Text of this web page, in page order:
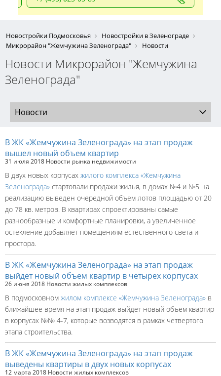
Новостройки Подмосковья
Новостройки в Зеленограде
Микрорайон "Жемчужина Зеленограда"
Новости
Новости Микрорайон "Жемчужина
Зеленограда"
Новости
В ЖК «Жемчужина Зеленограда» на этап продаж
вышел новый объем квартир
31 июля 2018 Новости рынка недвижимости
В двух новых корпусах жилого комплекса «Жемчужина
Зеленограда» стартовали продажи жилья, в домах №4 и №5 на
реализацию выведен очередной объем лотов площадью от 20
до 78 кв. метров. В квартирах спроектированы самые
разнообразные и комфортные планировки, а увеличенное
остекление добавляет помещениям естественного света и
простора.
В ЖК «Жемчужина Зеленограда» на этап продаж
выйдет новый объем квартир в четырех корпусах
26 июня 2018 Новости жилых комплексов
В подмосковном жилом комплексе «Жемчужина Зеленограда» в
ближайшее время на этап продаж выйдет новый объем квартир
в корпусах №№ 4-7, которые возводятся в рамках четвертого
этапа строительства.
В ЖК «Жемчужина Зеленограда» на этап продаж
выведены квартиры в двух новых корпусах
12 марта 2018 Новости жилых комплексов